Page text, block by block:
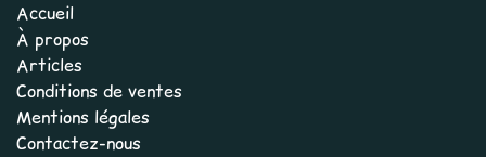
Accueil
À propos
Articles
Conditions de ventes
Mentions légales
Contactez-nous